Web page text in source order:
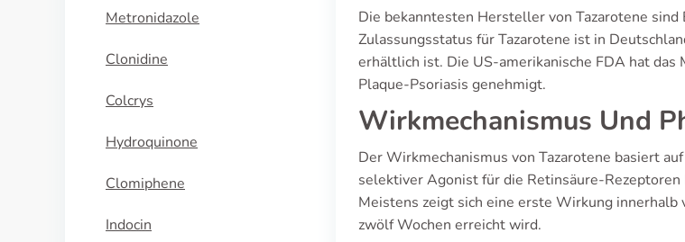
Metronidazole
Clonidine
Colcrys
Hydroquinone
Clomiphene
Indocin
Die bekanntesten Hersteller von Tazarotene
Zulassungsstatus für Tazarotene ist in
erhältlich ist. Die US-amerikanische FDA hat
Plaque-Psoriasis genehmigt.
Wirkmechanismus Und
Der Wirkmechanismus von Tazarotene basiert
selektiver Agonist für die Retinsäure-
Meistens zeigt sich eine erste Wirkung
zwölf Wochen erreicht wird.